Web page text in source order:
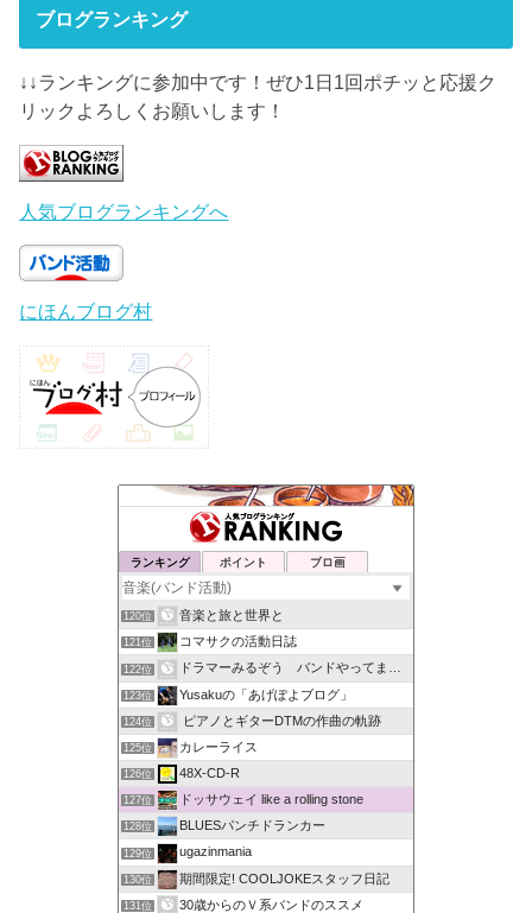
ブログランキング
↓↓ランキングに参加中です！ぜひ1日1回ポチッと応援ク
リックよろしくお願いします！
人気ブログランキングへ
にほんブログ村
ランキング ポイント ブロ画
120位 音楽と旅と世界と
121位 コマサクの活動日誌
122位 ドラマーみるぞう バンドやってまするぅ
123位 Yusakuの「あげぽよブログ」
124位 ピアノとギターDTMの作曲の軌跡
125位 カレーライス
126位 48X-CD-R
127位 ドッサウェイ like a rolling stone
128位 BLUESパンチドランカー
129位 ugazinmania
130位 期間限定! COOLJOKEスタッフ日記
131位 30歳からのＶ系バンドのススメ